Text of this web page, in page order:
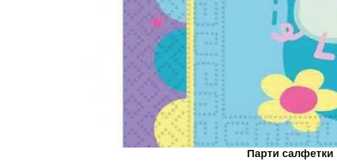
Парти салфетки